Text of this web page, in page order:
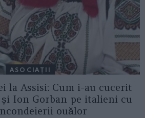
ASOCIAŢII
la Assisi: Cum i-au cucerit
Ion Gorban pe italieni cu
ouălor